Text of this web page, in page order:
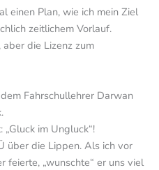
einen Plan, wie ich mein Ziel
zeitlichem Vorlauf.
die Lizenz zum
Fahrschullehrer Darwan
im Ungluck“!
über die Lippen. Als ich vor
feierte, „wunschte“ er uns viel